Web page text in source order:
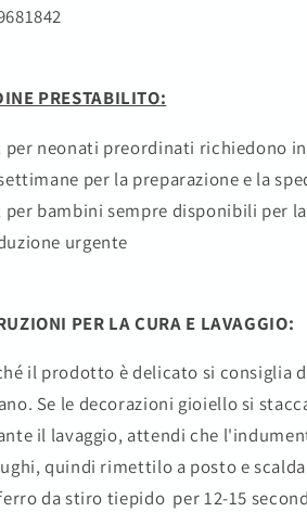
PRESTABILITO:
per neonati preordinati richiedono
per la preparazione e la
per bambini sempre disponibili per la
urgente
PER LA CURA E LAVAGGIO:
il prodotto è delicato si consiglia
Se le decorazioni gioiello si
il lavaggio, attendi che
quindi rimettilo a posto e
da stiro tiepido per 12-15